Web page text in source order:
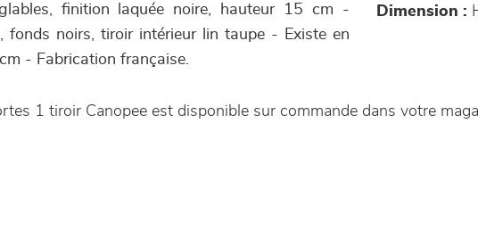
finition laquée noire, hauteur 15 cm -
fonds noirs, tiroir intérieur lin taupe - Existe en
- Fabrication française.
Dimension :
1 tiroir Canopee est disponible sur commande dans votre